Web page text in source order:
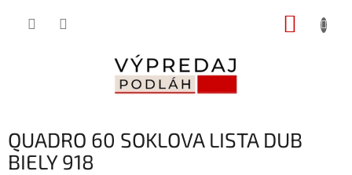
QUADRO 60 SOKLOVA LISTA DUB
BIELY 918